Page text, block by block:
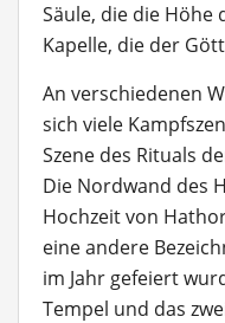
Säule, die die Höhe
Kapelle, die der
An verschiedenen
sich viele
Szene des Rituals
Die Nordwand des
Hochzeit von
eine andere
im Jahr gefeiert
Tempel und das